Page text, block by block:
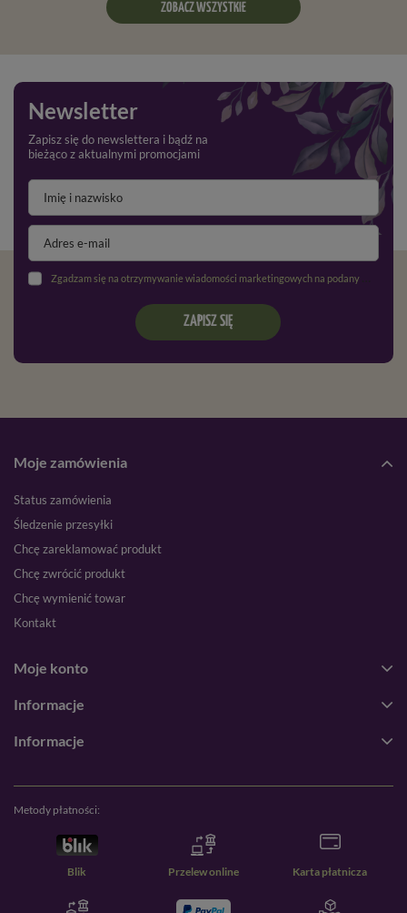
ZOBACZ WSZYSTKIE
Newsletter
Zapisz się do newslettera i bądź na
bieżąco z aktualnymi promocjami
Zgadzam się na otrzymywanie wiadomości marketingowych na podany adres e-mail oraz przetwarzanie danych osobowych zgodnie z
ZAPISZ SIĘ
Moje zamówienia
Status zamówienia
Śledzenie przesyłki
Chcę zareklamować produkt
Chcę zwrócić produkt
Chcę wymienić towar
Kontakt
Moje konto
Informacje
Informacje
Metody płatności:
Blik Przelew online Karta płatnicza